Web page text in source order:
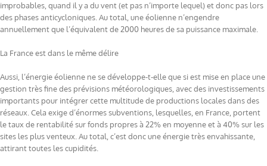
improbables, quand il y a du vent (et pas n’importe lequel) et donc pas lors
des phases anticycloniques. Au total, une éolienne n’engendre
annuellement que l’équivalent de 2000 heures de sa puissance maximale.
La France est dans le même délire
Aussi, l’énergie éolienne ne se développe-t-elle que si est mise en place une
gestion très fine des prévisions météorologiques, avec des investissements
importants pour intégrer cette multitude de productions locales dans des
réseaux. Cela exige d’énormes subventions, lesquelles, en France, portent
le taux de rentabilité sur fonds propres à 22% en moyenne et à 40% sur les
sites les plus venteux. Au total, c’est donc une énergie très envahissante,
attirant toutes les cupidités.